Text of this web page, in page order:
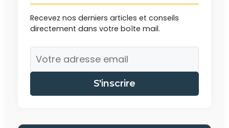
Recevez nos derniers articles et conseils
directement dans votre boîte mail.
S'inscrire